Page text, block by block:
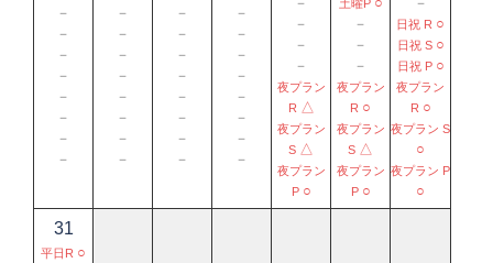
－
－
－
－
－
－
－
－
－
－
－
－
－
－
－
－
－
－
－
－
－
－
－
－
－
－
－
－
－
－
－
－
－
－
－
夜プラン
R △
夜プラン
S △
夜プラン
P ○
土曜P
－
－
－
夜プラン
R ○
夜プラン
S △
夜プラン
P ○
日祝 R ○
日祝 S ○
日祝 P ○
夜プラン
R ○
夜プラン S
○
夜プラン P
○
31
平日R ○